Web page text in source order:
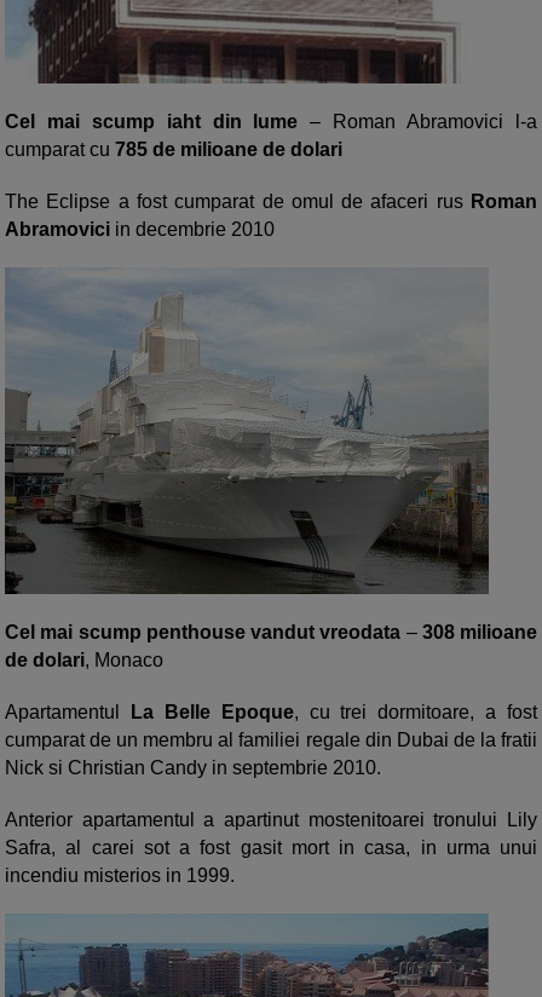
Cel mai scump iaht din lume – Roman Abramovici l-a
cumparat cu 785 de milioane de dolari
The Eclipse a fost cumparat de omul de afaceri rus Roman
Abramovici in decembrie 2010
Cel mai scump penthouse vandut vreodata – 308 milioane
de dolari, Monaco
Apartamentul La Belle Epoque, cu trei dormitoare, a fost
cumparat de un membru al familiei regale din Dubai de la fratii
Nick si Christian Candy in septembrie 2010.
Anterior apartamentul a apartinut mostenitoarei tronului Lily
Safra, al carei sot a fost gasit mort in casa, in urma unui
incendiu misterios in 1999.